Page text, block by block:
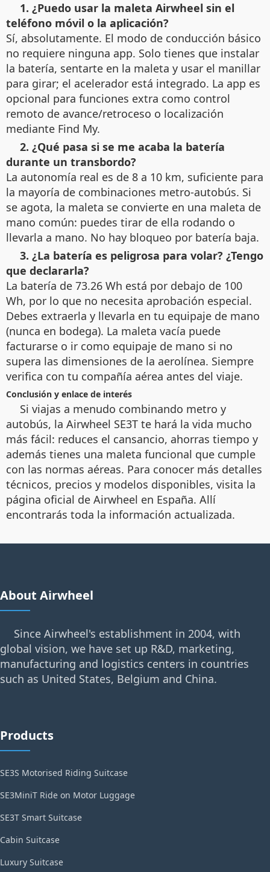
1. ¿Puedo usar la maleta Airwheel sin el
teléfono móvil o la aplicación?
Sí, absolutamente. El modo de conducción básico
no requiere ninguna app. Solo tienes que instalar
la batería, sentarte en la maleta y usar el manillar
para girar; el acelerador está integrado. La app es
opcional para funciones extra como control
remoto de avance/retroceso o localización
mediante Find My.
2. ¿Qué pasa si se me acaba la batería
durante un transbordo?
La autonomía real es de 8 a 10 km, suficiente para
la mayoría de combinaciones metro‑autobús. Si
se agota, la maleta se convierte en una maleta de
mano común: puedes tirar de ella rodando o
llevarla a mano. No hay bloqueo por batería baja.
3. ¿La batería es peligrosa para volar? ¿Tengo
que declararla?
La batería de 73.26 Wh está por debajo de 100
Wh, por lo que no necesita aprobación especial.
Debes extraerla y llevarla en tu equipaje de mano
(nunca en bodega). La maleta vacía puede
facturarse o ir como equipaje de mano si no
supera las dimensiones de la aerolínea. Siempre
verifica con tu compañía aérea antes del viaje.
Conclusión y enlace de interés
Si viajas a menudo combinando metro y
autobús, la Airwheel SE3T te hará la vida mucho
más fácil: reduces el cansancio, ahorras tiempo y
además tienes una maleta funcional que cumple
con las normas aéreas. Para conocer más detalles
técnicos, precios y modelos disponibles, visita la
página oficial de Airwheel en España. Allí
encontrarás toda la información actualizada.
About Airwheel
Since Airwheel's establishment in 2004, with
global vision, we have set up R&D, marketing,
manufacturing and logistics centers in countries
such as United States, Belgium and China.
Products
SE3S Motorised Riding Suitcase
SE3MiniT Ride on Motor Luggage
SE3T Smart Suitcase
Cabin Suitcase
Luxury Suitcase